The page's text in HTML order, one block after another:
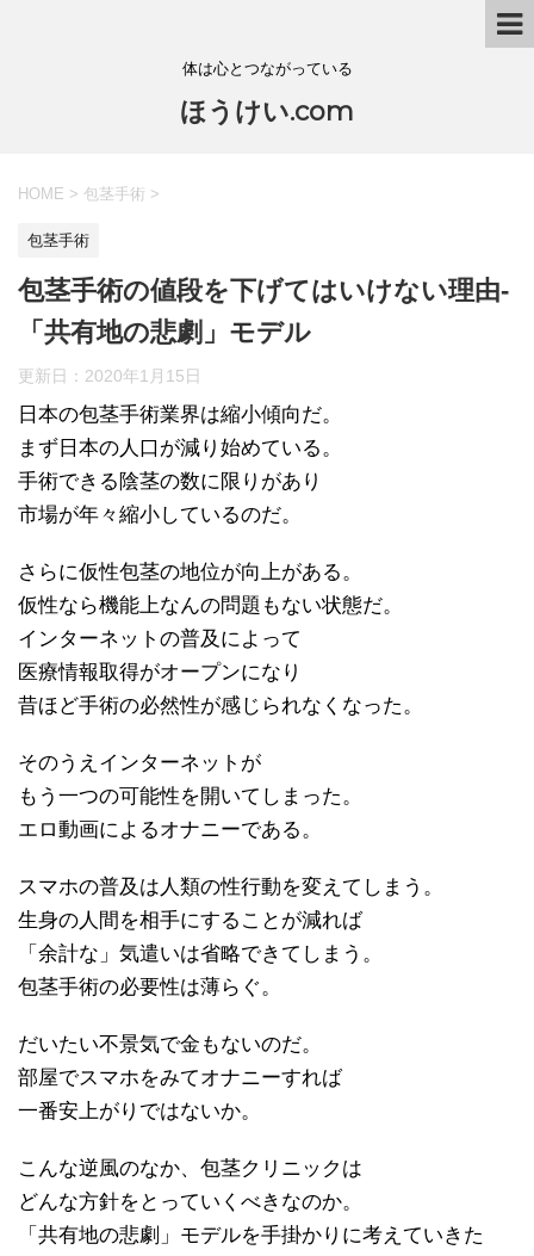
体は心とつながっている
ほうけい.com
HOME > 包茎手術 >
包茎手術
包茎手術の値段を下げてはいけない理由-
「共有地の悲劇」モデル
更新日： 2020年1月15日
日本の包茎手術業界は縮小傾向だ。
まず日本の人口が減り始めている。
手術できる陰茎の数に限りがあり
市場が年々縮小しているのだ。
さらに仮性包茎の地位が向上がある。
仮性なら機能上なんの問題もない状態だ。
インターネットの普及によって
医療情報取得がオープンになり
昔ほど手術の必然性が感じられなくなった。
そのうえインターネットが
もう一つの可能性を開いてしまった。
エロ動画によるオナニーである。
スマホの普及は人類の性行動を変えてしまう。
生身の人間を相手にすることが減れば
「余計な」気遣いは省略できてしまう。
包茎手術の必要性は薄らぐ。
だいたい不景気で金もないのだ。
部屋でスマホをみてオナニーすれば
一番安上がりではないか。
こんな逆風のなか、包茎クリニックは
どんな方針をとっていくべきなのか。
「共有地の悲劇」モデルを手掛かりに考えていきた